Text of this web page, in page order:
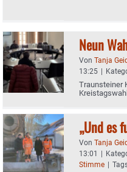
Neun
Von Tanja
13:25 |
Traunsteiner
„Und es
Von Tanja
13:01 |
Stimme |